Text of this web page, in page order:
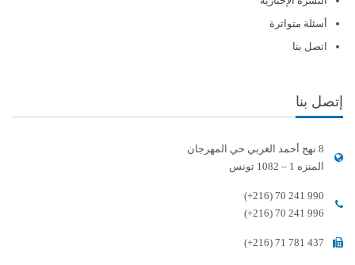
أسئلة متواترة
اتصل بنا
إتصل بنا
8 نهج أحمد الغربي حي المهرجان
المنزه 1 – 1082 تونس
(+216) 70 241 990
(+216) 70 241 996
(+216) 71 781 437